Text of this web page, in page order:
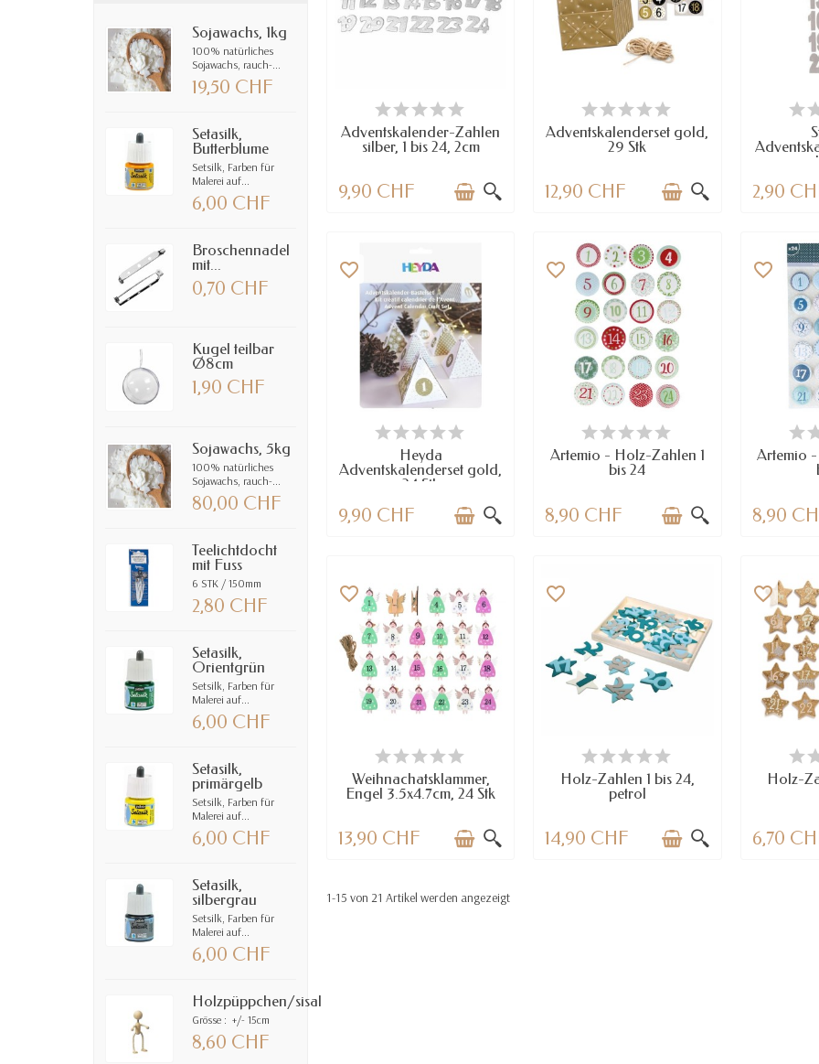
Sojawachs, 1kg
100% natürliches
Sojawachs, rauch-...
19,50 CHF
Setasilk,
Butterblume
Setsilk, Farben für
Malerei auf...
6,00 CHF
Broschennadel
mit...
0,70 CHF
Kugel teilbar
Ø8cm
1,90 CHF
Sojawachs, 5kg
100% natürliches
Sojawachs, rauch-...
80,00 CHF
Teelichtdocht
mit Fuss
6 STK / 150mm
2,80 CHF
Setasilk,
Orientgrün
Setsilk, Farben für
Malerei auf...
6,00 CHF
Setasilk,
primärgelb
Setsilk, Farben für
Malerei auf...
6,00 CHF
Setasilk,
silbergrau
Setsilk, Farben für
Malerei auf...
6,00 CHF
Holzpüppchen/sisal
Grösse : +/- 15cm
8,60 CHF
VERFÜGBAR
Adventskalender-Zahlen
silber, 1 bis 24, 2cm
9,90 CHF
VERFÜGBAR
Adventskalenderset gold,
29 Stk
12,90 CHF 2,90
VERFÜGBAR
favorite_border
Heyda
Adventskalenderset gold,
24 Stk
9,90 CHF
VERFÜGBAR
favorite_border
Artemio - Holz-Zahlen 1
bis 24
8,90 CHF
favorite_border
Artemio
8,90
VERFÜGBAR
favorite_border
Weihnachatsklammer,
Engel 3.5x4.7cm, 24 Stk
13,90 CHF
VERFÜGBAR
favorite_border
Holz-Zahlen 1 bis 24,
petrol
14,90 CHF
favorite_border
Holz-
6,70
1-15 von 21 Artikel werden angezeigt